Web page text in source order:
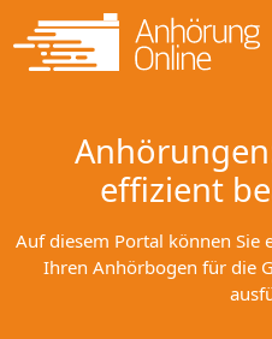
effizient
Auf diesem Portal können Sie
Ihren Anhörbogen für die